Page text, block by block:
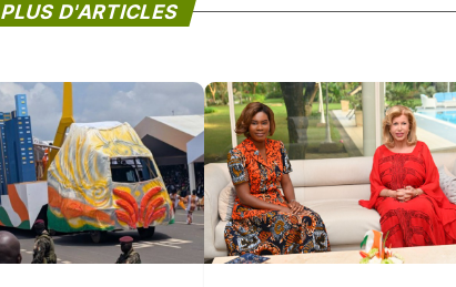
PLUS D'ARTICLES